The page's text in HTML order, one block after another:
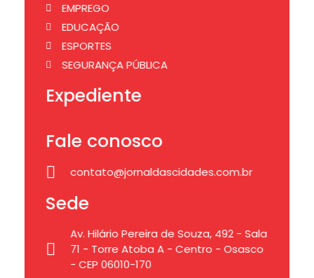
EMPREGO
EDUCAÇÃO
ESPORTES
SEGURANÇA PÚBLICA
Expediente
Fale conosco
contato@jornaldascidades.com.br
Sede
Av. Hilário Pereira de Souza, 492 - Sala
71 - Torre Atoba A - Centro - Osasco
- CEP 06010-170